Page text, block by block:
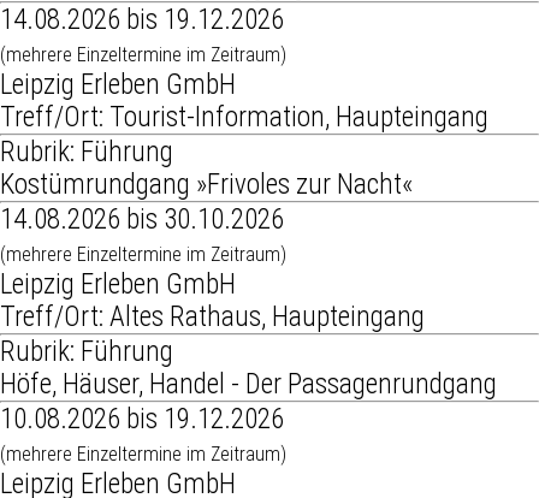
14.08.2026 bis 19.12.2026
(mehrere Einzeltermine im Zeitraum)
Leipzig Erleben GmbH
Treff/Ort: Tourist-Information, Haupteingang
Rubrik: Führung
Kostümrundgang »Frivoles zur Nacht«
14.08.2026 bis 30.10.2026
(mehrere Einzeltermine im Zeitraum)
Leipzig Erleben GmbH
Treff/Ort: Altes Rathaus, Haupteingang
Rubrik: Führung
Höfe, Häuser, Handel - Der Passagenrundgang
10.08.2026 bis 19.12.2026
(mehrere Einzeltermine im Zeitraum)
Leipzig Erleben GmbH